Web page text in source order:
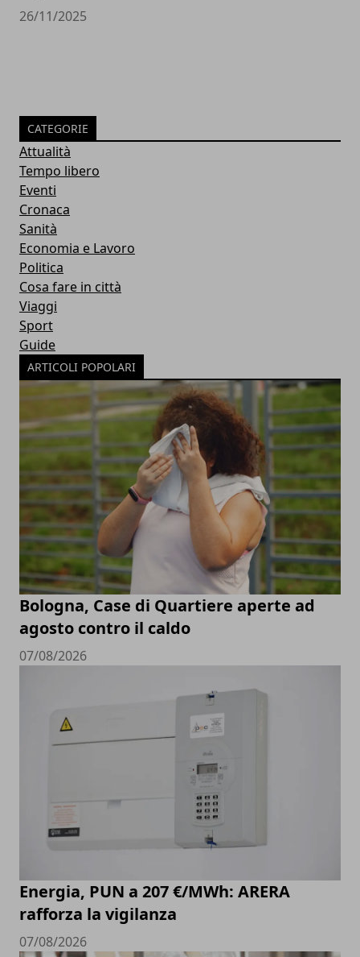
26/11/2025
CATEGORIE
Attualità
Tempo libero
Eventi
Cronaca
Sanità
Economia e Lavoro
Politica
Cosa fare in città
Viaggi
Sport
Guide
ARTICOLI POPOLARI
Bologna, Case di Quartiere aperte ad
agosto contro il caldo
07/08/2026
Energia, PUN a 207 €/MWh: ARERA
rafforza la vigilanza
07/08/2026